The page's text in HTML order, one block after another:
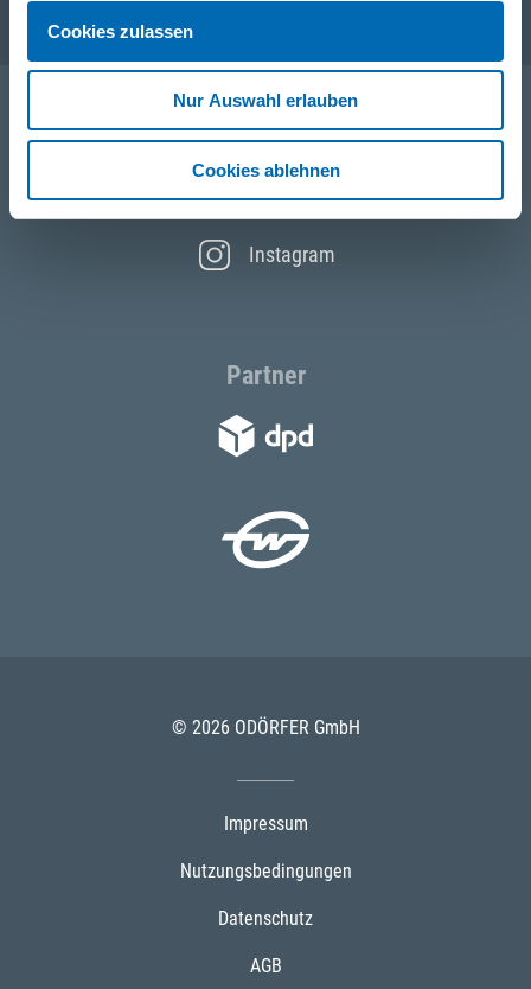
Cookies zulassen
Nur Auswahl erlauben
Cookies ablehnen
Service
Folgen Sie uns
Facebook
Instagram
Partner
© 2026 ODÖRFER GmbH
Impressum
Nutzungsbedingungen
Datenschutz
AGB